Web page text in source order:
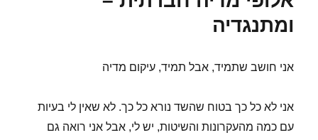
ומתנגדיה
אני חושב שתמיד, אבל תמיד, עיקום מדיה
אני לא כל כך בטוח שהשד נורא כל כך. לא שאין לי בעיות
עם כמה מהעקרונות והשיטות, יש לי, אבל אני רואה גם